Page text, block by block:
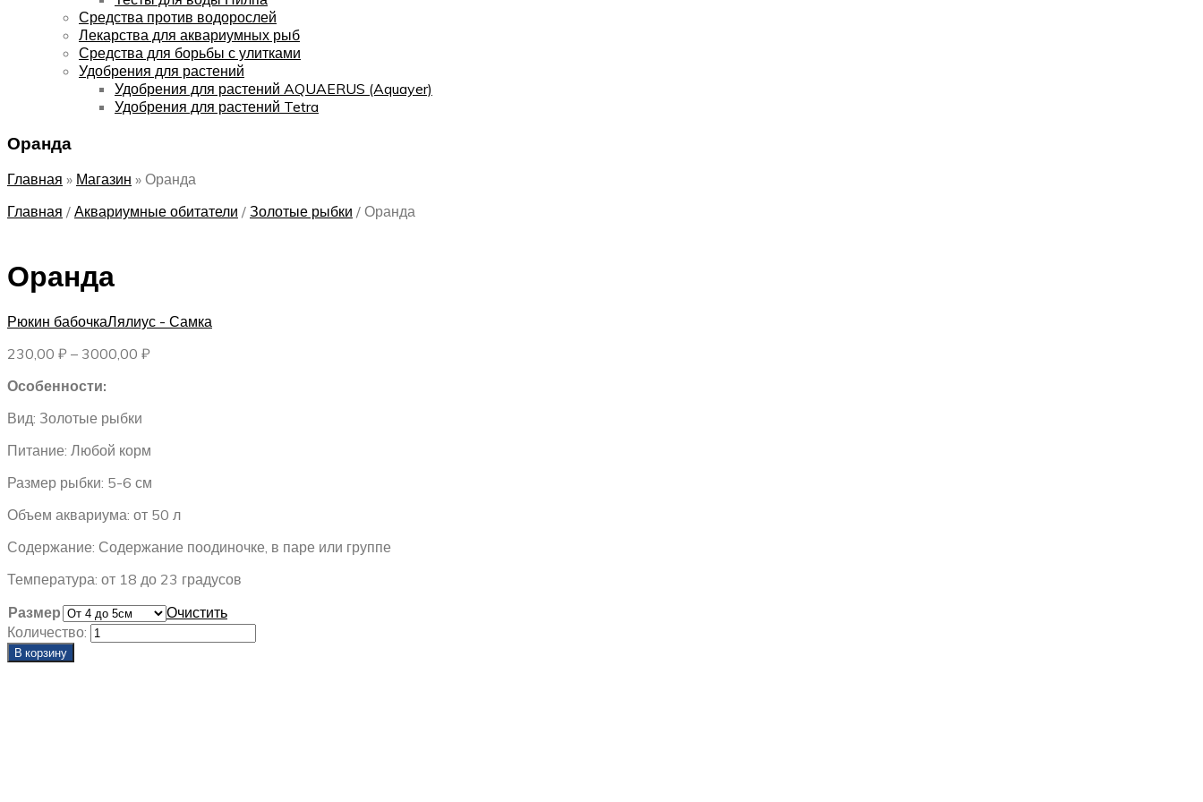
Средства против водорослей
Лекарства для аквариумных рыб
Средства для борьбы с улитками
Удобрения для растений
Удобрения для растений AQUAERUS (Aquayer)
Удобрения для растений Tetra
Оранда
Главная » Магазин » Оранда
Главная / Аквариумные обитатели / Золотые рыбки / Оранда
Оранда
Рюкин бабочкаЛялиус - Самка
230,00 ₽ – 3000,00 ₽
Особенности:
Вид: Золотые рыбки
Питание: Любой корм
Размер рыбки: 5-6 см
Объем аквариума: от 50 л
Содержание: Содержание поодиночке, в паре или группе
Температура: от 18 до 23 градусов
Размер
Очистить
Количество:
В корзину